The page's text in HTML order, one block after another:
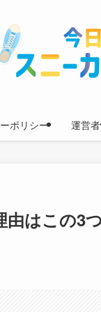
ポリシー 運営
はこの3